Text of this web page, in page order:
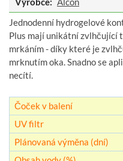
Jednodenní hydrogelové
Plus mají unikátní zvlhčující
mrkáním - díky které je
mrknutím oka. Snadno se
necítí.
Čoček v balení
UV filtr
Plánovaná výměna (dní)